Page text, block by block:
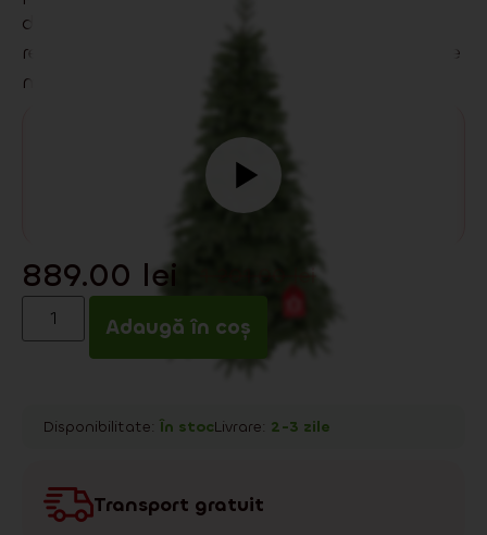
de ace 3D PE și 2D PVC pentru un aspect
realist. Se potrivește perfect atât în interioare
moderne, cât și tradiționale.
lei
889.00 lei
Adaugă în coș
Disponibilitate: În stocLivrare: 2-3 zile
Transport gratuit